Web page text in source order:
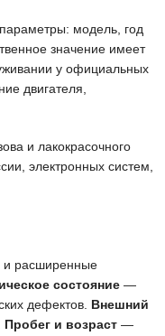
модель, год
значение имеет
у официальных
двигателя,
и лакокрасочного
электронных систем,
расширенные
состояние —
дефектов. Внешний
Пробег и возраст —